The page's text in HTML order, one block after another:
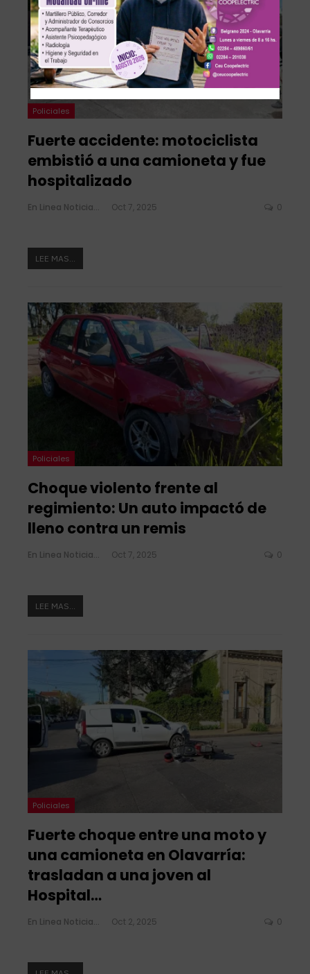
Policiales
Fuerte accidente: motociclista
embistió a una camioneta y fue
hospitalizado
En Linea Noticias Oct 7, 2025 0
LEE MAS...
Policiales
Choque violento frente al
regimiento: Un auto impactó de
lleno contra un remis
En Linea Noticias Oct 7, 2025 0
LEE MAS...
Policiales
Fuerte choque entre una moto y
una camioneta en Olavarría:
trasladan a una joven al
Hospital…
En Linea Noticias Oct 2, 2025 0